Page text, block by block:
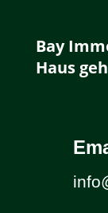
Bay
Haus